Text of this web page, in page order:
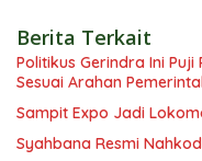
Berita Terkait
Politikus Gerindra Ini
Sesuai Arahan
Sampit Expo Jadi
Syahbana Resmi